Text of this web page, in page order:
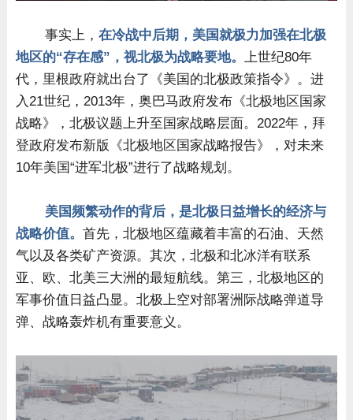
事实上， 在冷战中后期，美国就极力加强在北极
地区的“存在感”，视北极为战略要地。
上世纪80年
代，里根政府就出台了《美国的北极政策指令》。进
入21世纪，2013年，奥巴马政府发布《北极地区国家
战略》，北极议题上升至国家战略层面。2022年，拜
登政府发布新版《北极地区国家战略报告》，对未来
10年美国“进军北极”进行了战略规划。
美国频繁动作的背后，是北极日益增长的经济与
战略价值。首先，北极地区蕴藏着丰富的石油、天然
气以及各类矿产资源。其次，北极和北冰洋有联系
亚、欧、北美三大洲的最短航线。第三，北极地区的
军事价值日益凸显。北极上空对部署洲际战略弹道导
弹、战略轰炸机有重要意义。